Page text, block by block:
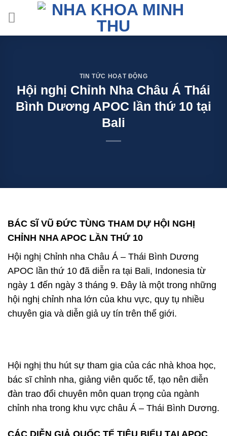
content
TIN TỨC HOẠT ĐỘNG
Hội nghị Chỉnh Nha Châu Á Thái
Bình Dương APOC lần thứ 10 tại
Bali
BÁC SĨ VŨ ĐỨC TÙNG THAM DỰ HỘI NGHỊ
CHỈNH NHA APOC LẦN THỨ 10
Hội nghị Chỉnh nha Châu Á – Thái Bình Dương
APOC lần thứ 10 đã diễn ra tại Bali, Indonesia từ
ngày 1 đến ngày 3 tháng 9. Đây là một trong những
hội nghị chỉnh nha lớn của khu vực, quy tụ nhiều
chuyên gia và diễn giả uy tín trên thế giới.
Hội nghị thu hút sự tham gia của các nhà khoa học,
bác sĩ chỉnh nha, giảng viên quốc tế, tạo nên diễn
đàn trao đổi chuyên môn quan trọng của ngành
chỉnh nha trong khu vực châu Á – Thái Bình Dương.
CÁC DIỄN GIẢ QUỐC TẾ TIÊU BIỂU TẠI APOC